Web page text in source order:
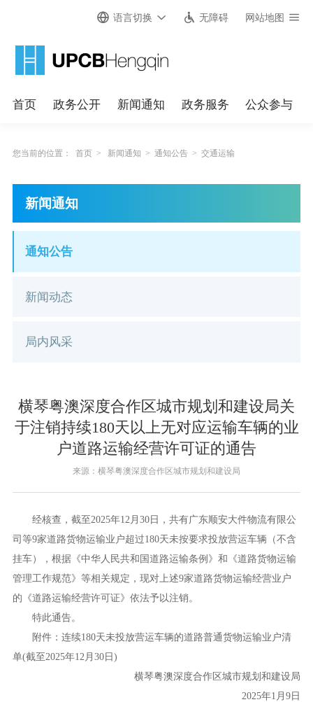
语言切换 无障碍 网站地图
首页 政务公开 新闻通知 政务服务 公众参与
您当前的位置： 首页 > 新闻通知 > 通知公告 > 交通运输
新闻通知
通知公告
新闻动态
局内风采
横琴粤澳深度合作区城市规划和建设局关
于注销持续180天以上无对应运输车辆的业
户道路运输经营许可证的通告
来源：横琴粤澳深度合作区城市规划和建设局
经核查，截至2025年12月30日，共有广东顺安大件物流有限公
司等9家道路货物运输业户超过180天未按要求投放营运车辆（不含
挂车），根据《中华人民共和国道路运输条例》和《道路货物运输
管理工作规范》等相关规定，现对上述9家道路货物运输经营业户
的《道路运输经营许可证》依法予以注销。
特此通告。
附件：连续180天未投放营运车辆的道路普通货物运输业户清
单(截至2025年12月30日)
横琴粤澳深度合作区城市规划和建设局
2025年1月9日